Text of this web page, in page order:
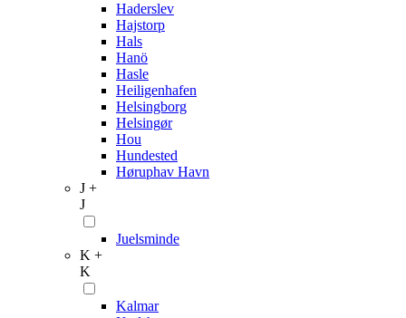
Haderslev
Hajstorp
Hals
Hanö
Hasle
Heiligenhafen
Helsingborg
Helsingør
Hou
Hundested
Høruphav Havn
J +
J
Juelsminde
K +
K
Kalmar